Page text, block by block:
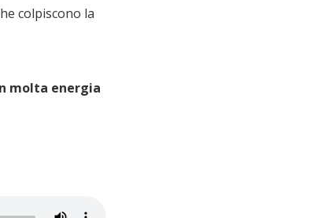
colpiscono la
molta energia